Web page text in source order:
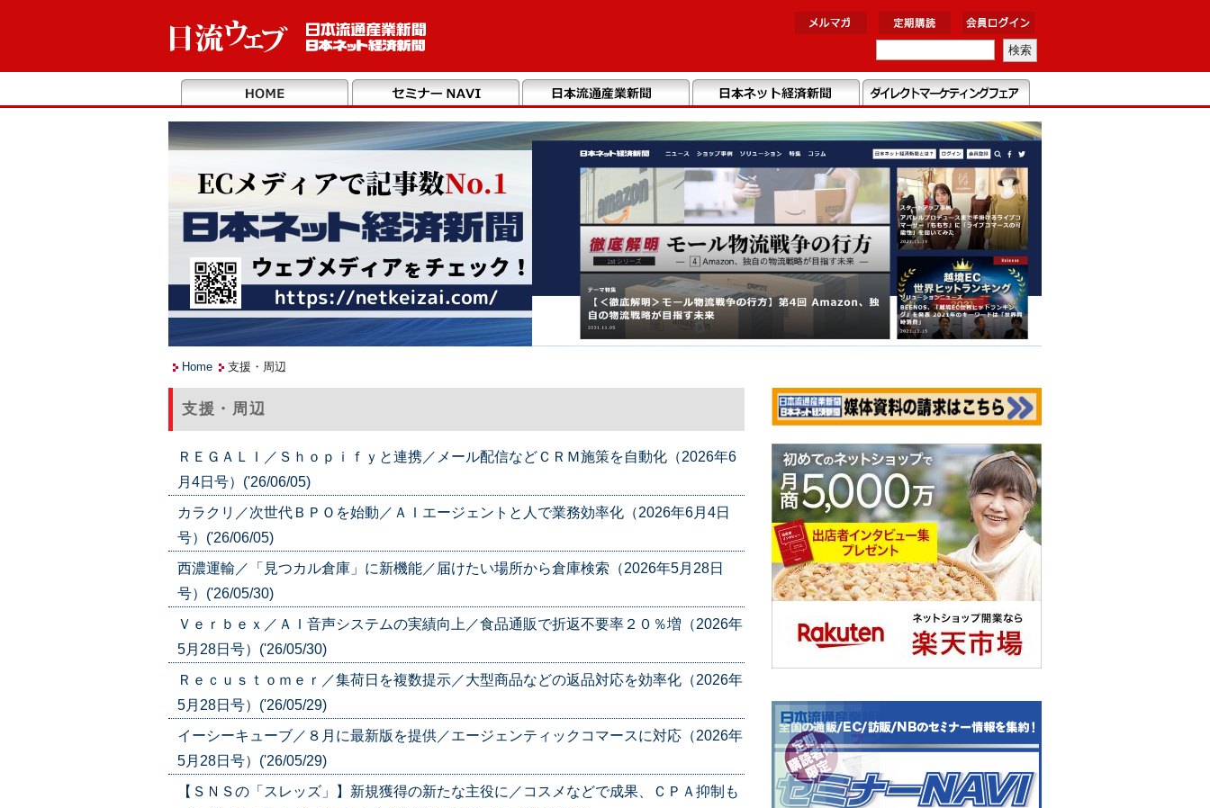
Home 支援・周辺
支援・周辺
ＲＥＧＡＬＩ／Ｓｈｏｐｉｆｙと連携／メール配信などＣＲＭ施策を自動化（2026年6
月4日号）('26/06/05)
カラクリ／次世代ＢＰＯを始動／ＡＩエージェントと人で業務効率化（2026年6月4日
号）('26/06/05)
西濃運輸／「見つカル倉庫」に新機能／届けたい場所から倉庫検索（2026年5月28日
号）('26/05/30)
Ｖｅｒｂｅｘ／ＡＩ音声システムの実績向上／食品通販で折返不要率２０％増（2026年
5月28日号）('26/05/30)
Ｒｅｃｕｓｔｏｍｅｒ／集荷日を複数提示／大型商品などの返品対応を効率化（2026年
5月28日号）('26/05/29)
イーシーキューブ／８月に最新版を提供／エージェンティックコマースに対応（2026年
5月28日号）('26/05/29)
【ＳＮＳの「スレッズ」】新規獲得の新たな主役に／コスメなどで成果、ＣＰＡ抑制も